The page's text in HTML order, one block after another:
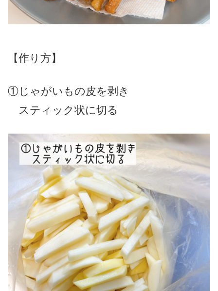
【作り方】
①じゃがいもの皮を剥き
スティック状に切る